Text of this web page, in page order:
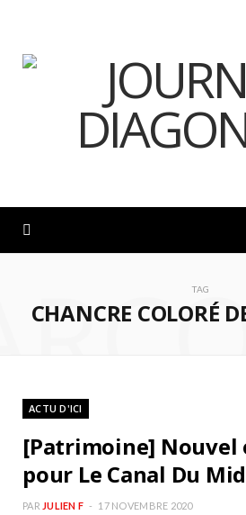
TAG
CHANCRE COLORÉ
ACTU D'ICI
[Patrimoine]
pour Le Canal Du
PAR JULIEN F 17 NOVEMBRE 2020